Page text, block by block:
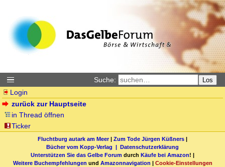
Suche: Los
Login
zurück zur Hauptseite
in Thread öffnen
Ticker
Fluchtburg autark am Meer| Zum Tode Jürgen Küßners |
Bücher vom Kopp-Verlag | Datenschutzerklärung
Unterstützen Sie das Gelbe Forum durch Käufe bei Amazon! |
Weitere Buchempfehlungen und Amazonnavigation | Cookie-Einstellungen